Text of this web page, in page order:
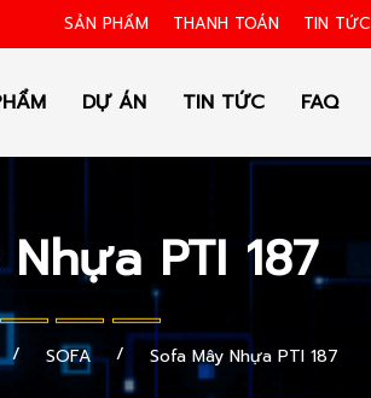
SẢN PHẨM THANH TOÁN TIN TỨC
DỰ ÁN TIN TỨC FAQ
PTI 187
/ SOFA / Sofa Mây Nhựa PTI 187